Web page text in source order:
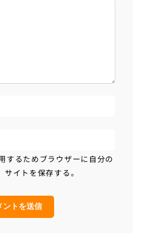
するためブラウザーに自分の
イトを保存する。